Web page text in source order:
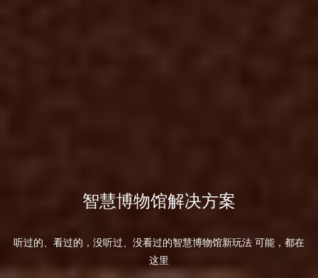
智慧博物馆解决方案
听过的、看过的，没听过、没看过的智慧博物馆新玩法 可能，都在
这里